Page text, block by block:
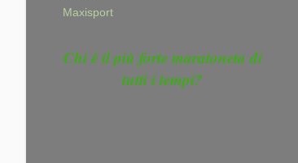
Maxisport
Chi è il più forte maratoneta di
tutti i tempi?